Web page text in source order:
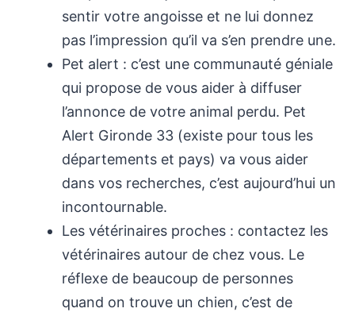
sentir votre angoisse et ne lui donnez
pas l’impression qu’il va s’en prendre une.
Pet alert : c’est une communauté géniale
qui propose de vous aider à diffuser
l’annonce de votre animal perdu. Pet
Alert Gironde 33 (existe pour tous les
départements et pays) va vous aider
dans vos recherches, c’est aujourd’hui un
incontournable.
Les vétérinaires proches : contactez les
vétérinaires autour de chez vous. Le
réflexe de beaucoup de personnes
quand on trouve un chien, c’est de